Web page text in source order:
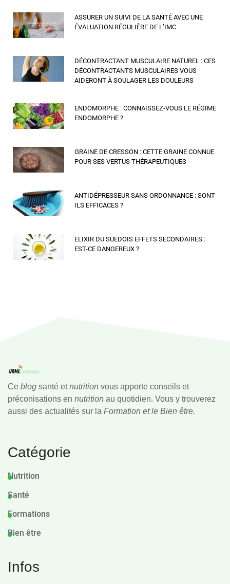
ASSURER UN SUIVI DE LA SANTÉ AVEC UNE
ÉVALUATION RÉGULIÈRE DE L’IMC
DÉCONTRACTANT MUSCULAIRE NATUREL : CES
DÉCONTRACTANTS MUSCULAIRES VOUS
AIDERONT À SOULAGER LES DOULEURS
ENDOMORPHE : CONNAISSEZ-VOUS LE RÉGIME
ENDOMORPHE ?
GRAINE DE CRESSON : CETTE GRAINE CONNUE
POUR SES VERTUS THÉRAPEUTIQUES
ANTIDÉPRESSEUR SANS ORDONNANCE : SONT-
ILS EFFICACES ?
ELIXIR DU SUEDOIS EFFETS SECONDAIRES :
EST-CE DANGEREUX ?
Ce blog santé etnutrition vous apporte conseils et
préconisations en nutrition au quotidien. Vous y trouverez
aussi des actualités sur la Formation et le Bien être.
Catégorie
Nutrition
Santé
Formations
Bien être
Infos